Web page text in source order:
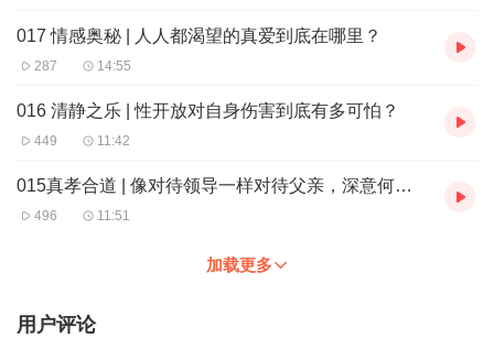
017 情感奥秘 | 人人都渴望的真爱到底在哪里？
287 14:55
016 清静之乐 | 性开放对自身伤害到底有多可怕？
449 11:42
015真孝合道 | 像对待领导一样对待父亲，深意何在？
496 11:51
加载更多
用户评论